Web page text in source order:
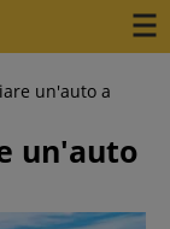
un'auto a
un'auto